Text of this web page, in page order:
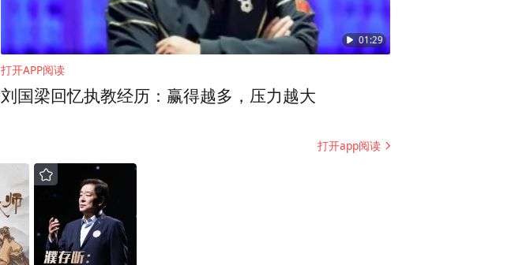
01:29
打开APP阅读
刘国梁回忆执教经历：赢得越多，压力越大
打开app阅读